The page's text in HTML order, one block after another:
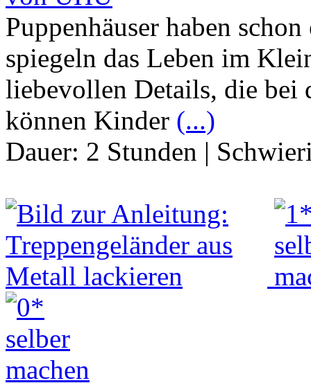
Puppenhäuser haben
spiegeln das Leben im
liebevollen Details, die
können Kinder (...)
Dauer: 2 Stunden |